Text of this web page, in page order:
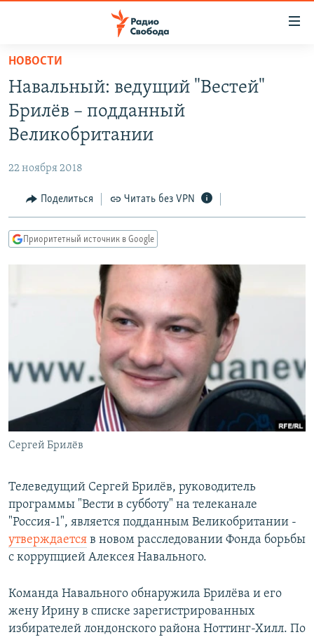
упрощенного
доступа
Вернуться
основному
Вернутся
Вернутся
АВТОРСКИЕ ПРОЕКТЫ
МНЕНИЯ
КУЛЬТУРА
КАВКАЗ.РЕАЛИИ
СИБИРЬ.РЕАЛИИ
РАСПИСАНИЕ ВЕЩАНИЯ
ПОДПИШИТЕСЬ НА РАССЫЛКУ
СОЦИАЛЬНЫЕ СЕТИ
Все сайты РСЕ/РС
НОВОСТИ
Навальный: ведущий "Вестей"
Брилёв – подданный
Великобритании
22 ноября 2018
Поделиться Читать без VPN
Приоритетный источник в Google
Сергей Брилёв
Телеведущий Сергей Брилёв, руководитель
программы "Вести в субботу" на телеканале
"Россия-1", является подданным Великобритании -
утверждается в новом расследовании Фонда борьбы
с коррупцией Алексея Навального.
Команда Навального обнаружила Брилёва и его
жену Ирину в списке зарегистрированных
избирателей лондонского района Ноттинг-Хилл. По